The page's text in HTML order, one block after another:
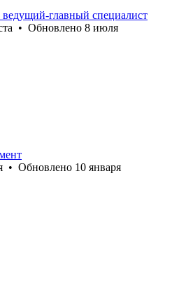
ведущий-главный специалист
• Обновлено 8 июля
• Обновлено 10 января